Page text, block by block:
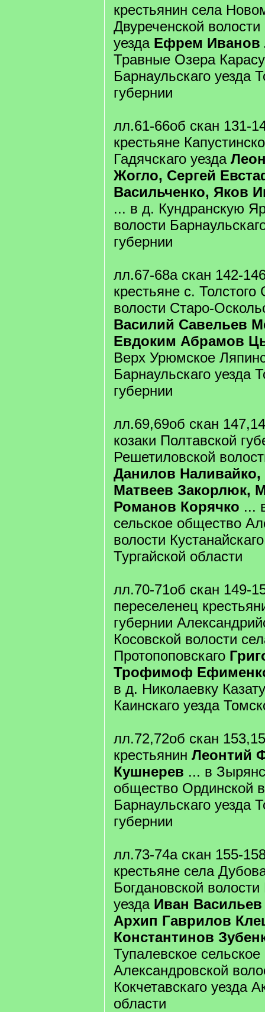
крестьянин села
Двуреченской волости
уезда Ефрем
Травные Озера
Барнаульскаго уезда
губернии
лл.61-66об скан 131-
крестьяне
Гадячскаго уезда
Жогло, Сергей
Васильченко, Яков
... в д. Кундранскую
волости
губернии
лл.67-68а скан 142-
крестьяне с. Толстого
волости Старо-
Василий Савельев
Евдоким Абрамов
Верх Урюмское
Барнаульскаго уезда
губернии
лл.69,69об скан
козаки Полтавской
Решетиловской
Данилов
Матвеев Закорлюк,
Романов Корячко ...
сельское общество
волости
Тургайской области
лл.70-71об скан 149-
переселенец
губернии
Косовской волости
Протопоповскаго
Трофимоф
в д. Николаевку
Каинскаго уезда
лл.72,72об скан
крестьянин Леонтий
Кушнерев ... в
общество Ординской
Барнаульскаго уезда
губернии
лл.73-74а скан 155-
крестьяне села
Богдановской волости
уезда Иван
Архип Гаврилов
Константинов
Тупалевское
Александровской
Кокчетавскаго уезда
области